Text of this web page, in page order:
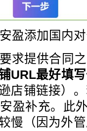
盈添加国内
提供合同之
URL最好填
逊店铺链接）
盈补充。此
慢（因为外